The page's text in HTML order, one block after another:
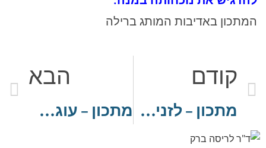
המתכון באדיבות המותג ברילה
קודם
מתכון – לזניה עם בשאמל תרד, עגבניות ומוצרלה
הבא
מתכון – עוגת גבינה שכבות טבעונית בשלושה טעמים